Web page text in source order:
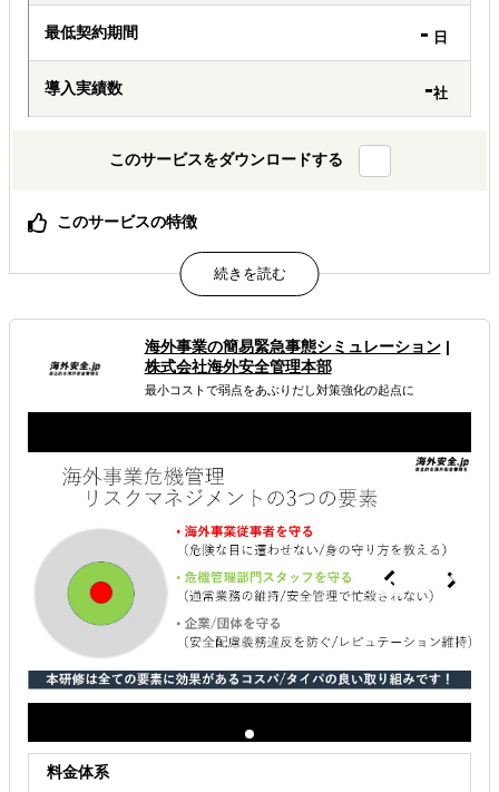
最低契約期間 - 日
導入実績数 -社
このサービスをダウンロードする
このサービスの特徴
不正、労務トラブル、コンプライアンス違反などのガバナ
ンスリスクにつながる兆候を、5カテゴリ・10テーマの設
問から構造的に検出する。
監査や摘発を目的とせず、可視化された現場の声を起点
に、現地トラブルの予防や具体的な改善アクションへつな
本社・駐在員・現地社員の3視点からアンケートを実施
し、各階層間で生じている意図や認識のズレを把握する。
海外税務・会計 海外法務 海外労務
解決できる課題
海外におけるリスク・コストを低減したい
海外事業の簡易緊急事態シミュレーション|
株式会社海外安全管理本部
最小コストで弱点をあぶりだし対策強化の起点に
料金体系